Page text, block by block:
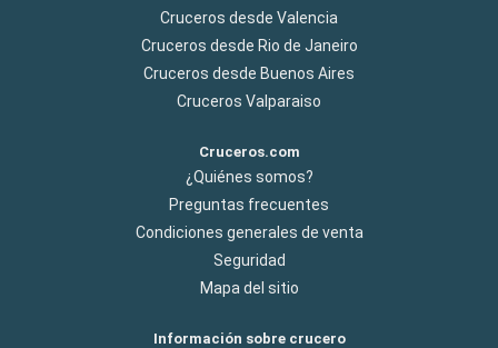
Cruceros desde Valencia
Cruceros desde Rio de Janeiro
Cruceros desde Buenos Aires
Cruceros Valparaiso
Cruceros.com
¿Quiénes somos?
Preguntas frecuentes
Condiciones generales de venta
Seguridad
Mapa del sitio
Información sobre crucero